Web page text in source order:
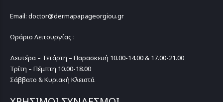
Email: doctor@dermapapageorgiou.gr
Ωράριο Λειτουργίας :
Δευτέρα – Τετάρτη – Παρασκευή 10.00-14.00 & 17.00-21.00
Τρίτη – Πέμπτη 10.00-18.00
Σάββατο & Κυριακή Κλειστά